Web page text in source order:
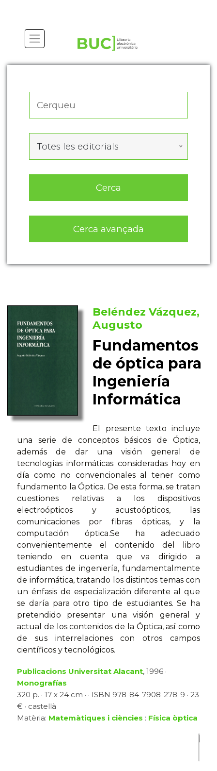
Totes les editorials
Cerca
Cerca avançada
Beléndez Vázquez,
Augusto
Fundamentos
de óptica para
Ingeniería
Informática
El presente texto incluye
una serie de conceptos básicos de Óptica,
además de dar una visión general de
tecnologías informáticas consideradas hoy en
día como no convencionales al tener como
fundamento la Óptica. De esta forma, se tratan
cuestiones relativas a los dispositivos
electroópticos y acustoópticos, las
comunicaciones por fibras ópticas, y la
computación óptica.Se ha adecuado
convenientemente el contenido del libro
teniendo en cuenta que va dirigido a
estudiantes de ingeniería, fundamentalmente
de informática, tratando los distintos temas con
un énfasis de especialización diferente al que
se daría para otro tipo de estudiantes. Se ha
pretendido presentar una visión general y
actual de los contenidos de la Óptica, así como
de sus interrelaciones con otros campos
científicos y tecnológicos.
Publicacions Universitat Alacant, 1996 ·
Monografías
320 p. · 17 x 24 cm · · ISBN 978-84-7908-278-9 · 23
€ · castellà
Matèria: Matemàtiques i ciències : Física òptica